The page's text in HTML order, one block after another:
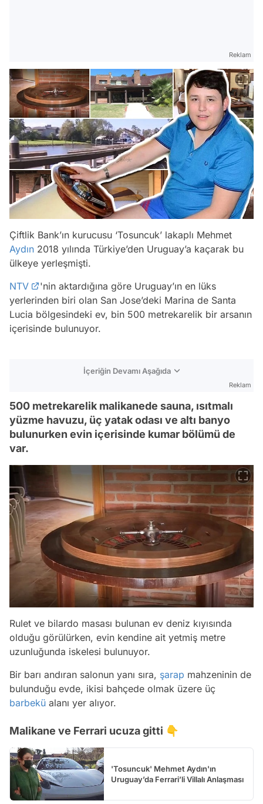
Reklam
Çiftlik Bank’ın kurucusu ‘Tosuncuk’ lakaplı Mehmet
Aydın 2018 yılında Türkiye’den Uruguay’a kaçarak bu
ülkeye yerleşmişti.
NTV
'nin aktardığına göre Uruguay’ın en lüks
yerlerinden biri olan San Jose’deki Marina de Santa
Lucia bölgesindeki ev, bin 500 metrekarelik bir arsanın
içerisinde bulunuyor.
İçeriğin Devamı Aşağıda
Reklam
500 metrekarelik malikanede sauna, ısıtmalı
yüzme havuzu, üç yatak odası ve altı banyo
bulunurken evin içerisinde kumar bölümü de
var.
Rulet ve bilardo masası bulunan ev deniz kıyısında
olduğu görülürken, evin kendine ait yetmiş metre
uzunluğunda iskelesi bulunuyor.
Bir barı andıran salonun yanı sıra, şarap mahzeninin de
bulunduğu evde, ikisi bahçede olmak üzere üç
barbekü alanı yer alıyor.
Malikane ve Ferrari ucuza gitti 👇
'Tosuncuk' Mehmet Aydın'ın
Uruguay’da Ferrari’li Villalı Anlaşması